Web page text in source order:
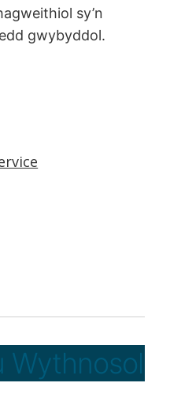
sy’n
gwybyddol.
Wythnosol